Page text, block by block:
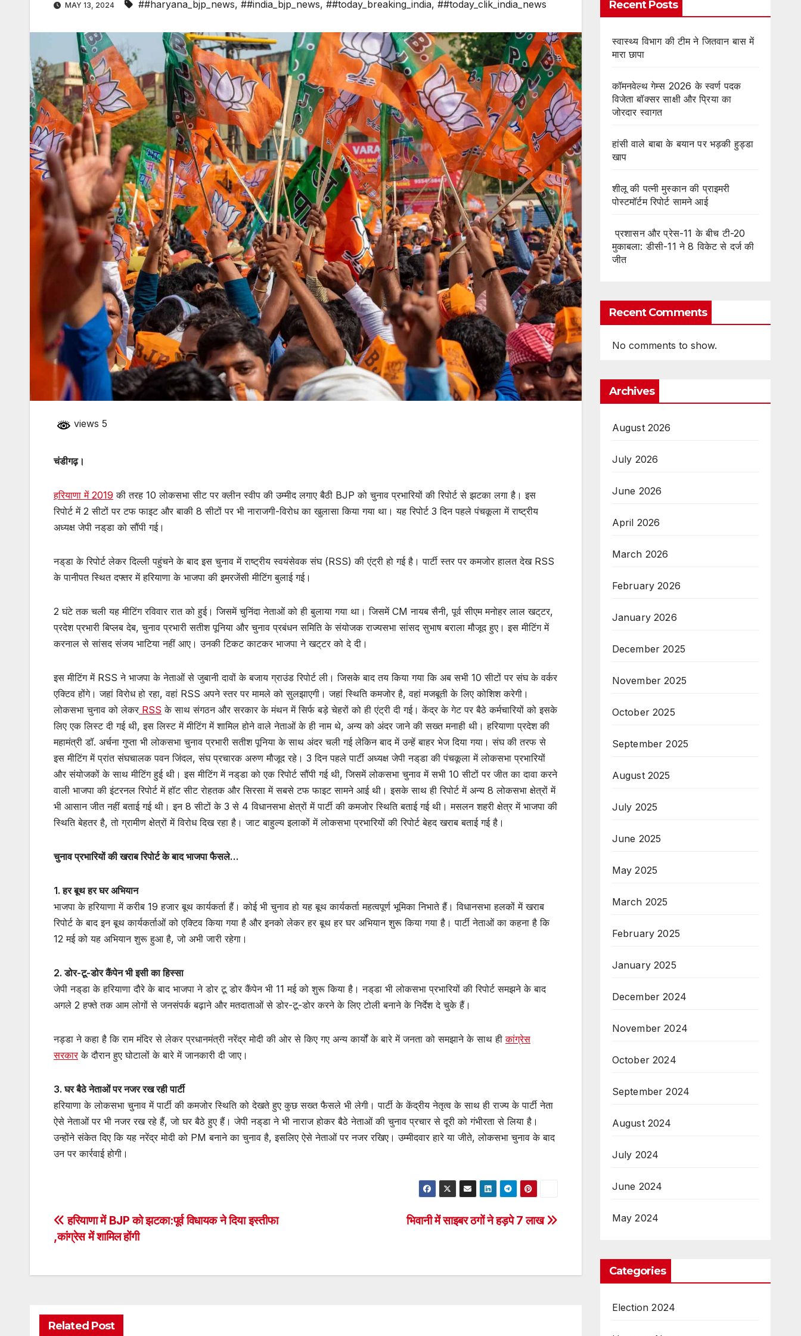
MAY 13, 2024 ##haryana_bjp_news, ##india_bjp_news, ##today_breaking_india, ##today_clik_india_news
views 5
चंडीगढ़।
हरियाणा में 2019 की तरह 10 लोकसभा सीट पर क्लीन स्वीप की उम्मीद लगाए बैठी BJP को चुनाव प्रभारियों की रिपोर्ट से झटका लगा है। इस
रिपोर्ट में 2 सीटों पर टफ फाइट और बाकी 8 सीटों पर भी नाराजगी-विरोध का खुलासा किया गया था। यह रिपोर्ट 3 दिन पहले पंचकूला में राष्ट्रीय
अध्यक्ष जेपी नड्‌डा को सौंपी गई।
नड्‌डा के रिपोर्ट लेकर दिल्ली पहुंचने के बाद इस चुनाव में राष्ट्रीय स्वयंसेवक संघ (RSS) की एंट्री हो गई है। पार्टी स्तर पर कमजोर हालत देख RSS
के पानीपत स्थित दफ्तर में हरियाणा के भाजपा की इमरजेंसी मीटिंग बुलाई गई।
2 घंटे तक चली यह मीटिंग रविवार रात को हुई। जिसमें चुनिंदा नेताओं को ही बुलाया गया था। जिसमें CM नायब सैनी, पूर्व सीएम मनोहर लाल खट्‌टर,
प्रदेश प्रभारी बिप्लब देब, चुनाव प्रभारी सतीश पूनिया और चुनाव प्रबंधन समिति के संयोजक राज्यसभा सांसद सुभाष बराला मौजूद हुए। इस मीटिंग में
करनाल से सांसद संजय भाटिया नहीं आए। उनकी टिकट काटकर भाजपा ने खट्‌टर को दे दी।
इस मीटिंग में RSS ने भाजपा के नेताओं से जुबानी दावों के बजाय ग्राउंड रिपोर्ट ली। जिसके बाद तय किया गया कि अब सभी 10 सीटों पर संघ के वर्कर
एक्टिव होंगे। जहां विरोध हो रहा, वहां RSS अपने स्तर पर मामले को सुलझाएगी। जहां स्थिति कमजोर है, वहां मजबूती के लिए कोशिश करेगी।
लोकसभा चुनाव को लेकर RSS के साथ संगठन और सरकार के मंथन में सिर्फ बड़े चेहरों को ही एंट्री दी गई। केंद्र के गेट पर बैठे कर्मचारियों को इसके
लिए एक लिस्ट दी गई थी, इस लिस्ट में मीटिंग में शामिल होने वाले नेताओं के ही नाम थे, अन्य को अंदर जाने की सख्त मनाही थी। हरियाणा प्रदेश की
महामंत्री डॉ. अर्चना गुप्ता भी लोकसभा चुनाव प्रभारी सतीश पूनिया के साथ अंदर चली गई लेकिन बाद में उन्हें बाहर भेज दिया गया। संघ की तरफ से
इस मीटिंग में प्रांत संघचालक पवन जिंदल, संघ प्रचारक अरुण मौजूद रहे। 3 दिन पहले पार्टी अध्यक्ष जेपी नड्‌डा की पंचकूला में लोकसभा प्रभारियों
और संयोजकों के साथ मीटिंग हुई थी। इस मीटिंग में नड्‌डा को एक रिपोर्ट सौंपी गई थी, जिसमें लोकसभा चुनाव में सभी 10 सीटों पर जीत का दावा करने
वाली भाजपा की इंटरनल रिपोर्ट में हॉट सीट रोहतक और सिरसा में सबसे टफ फाइट सामने आई थी। इसके साथ ही रिपोर्ट में अन्य 8 लोकसभा क्षेत्रों में
भी आसान जीत नहीं बताई गई थी। इन 8 सीटों के 3 से 4 विधानसभा क्षेत्रों में पार्टी की कमजोर स्थिति बताई गई थी। मसलन शहरी क्षेत्र में भाजपा की
स्थिति बेहतर है, तो ग्रामीण क्षेत्रों में विरोध दिख रहा है। जाट बाहुल्य इलाकों में लोकसभा प्रभारियों की रिपोर्ट बेहद खराब बताई गई है।
चुनाव प्रभारियों की खराब रिपोर्ट के बाद भाजपा फैसले…
1. हर बूथ हर घर अभियान
भाजपा के हरियाणा में करीब 19 हजार बूथ कार्यकर्ता हैं। कोई भी चुनाव हो यह बूथ कार्यकर्ता महत्वपूर्ण भूमिका निभाते हैं। विधानसभा हलकों में खराब
रिपोर्ट के बाद इन बूथ कार्यकर्ताओं को एक्टिव किया गया है और इनको लेकर हर बूथ हर घर अभियान शुरू किया गया है। पार्टी नेताओं का कहना है कि
12 मई को यह अभियान शुरू हुआ है, जो अभी जारी रहेगा।
2. डोर-टू-डोर कैंपेन भी इसी का हिस्सा
जेपी नड्‌डा के हरियाणा दौरे के बाद भाजपा ने डोर टू डोर कैंपेन भी 11 मई को शुरू किया है। नड्‌डा भी लोकसभा प्रभारियों की रिपोर्ट समझने के बाद
अगले 2 हफ्ते तक आम लोगों से जनसंपर्क बढ़ाने और मतदाताओं से डोर-टू-डोर करने के लिए टोली बनाने के निर्देश दे चुके हैं।
नड्डा ने कहा है कि राम मंदिर से लेकर प्रधानमंत्री नरेंद्र मोदी की ओर से किए गए अन्य कार्यों के बारे में जनता को समझाने के साथ हीकांग्रेस
सरकारके दौरान हुए घोटालों के बारे में जानकारी दी जाए।
3. घर बैठे नेताओं पर नजर रख रही पार्टी
हरियाणा के लोकसभा चुनाव में पार्टी की कमजोर स्थिति को देखते हुए कुछ सख्त फैसले भी लेगी। पार्टी के केंद्रीय नेतृत्व के साथ ही राज्य के पार्टी नेता
ऐसे नेताओं पर भी नजर रख रहे हैं, जो घर बैठे हुए हैं। जेपी नड्‌डा ने भी नाराज होकर बैठे नेताओं की चुनाव प्रचार से दूरी को गंभीरता से लिया है।
उन्होंने संकेत दिए कि यह नरेंद्र मोदी को PM बनाने का चुनाव है, इसलिए ऐसे नेताओं पर नजर रखिए। उम्मीदवार हारे या जीते, लोकसभा चुनाव के बाद
उन पर कार्रवाई होगी।
Post
navigation
भिवानी में साइबर ठगों ने हड़पे 7 लाख
हरियाणा में BJP को झटका:पूर्व विधायक ने दिया इस्तीफा
,कांग्रेस में शामिल होंगी
Related Post
Recent Posts
स्वास्थ्य विभाग की टीम ने जितवान बास में
मारा छापा
कॉमनवेल्थ गेम्स 2026 के स्वर्ण पदक
विजेता बॉक्सर साक्षी और प्रिया का
जोरदार स्वागत
हांसी वाले बाबा के बयान पर भड़की हुड्डा
खाप
शीलू की पत्नी मुस्कान की प्राइमरी
पोस्टमॉर्टम रिपोर्ट सामने आई
प्रशासन और प्रेस-11 के बीच टी-20
मुकाबला: डीसी-11 ने 8 विकेट से दर्ज की
जीत
Recent Comments
No comments to show.
Archives
August 2026
July 2026
June 2026
April 2026
March 2026
February 2026
January 2026
December 2025
November 2025
October 2025
September 2025
August 2025
July 2025
June 2025
May 2025
March 2025
February 2025
January 2025
December 2024
November 2024
October 2024
September 2024
August 2024
July 2024
June 2024
May 2024
Categories
Election 2024